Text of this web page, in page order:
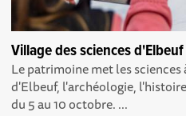
Village des sciences
Le patrimoine met les
d'Elbeuf, l'archéologie,
du 5 au 10 octobre. ...